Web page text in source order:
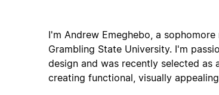
I'm Andrew Emeghebo, a
Grambling State University. I'm
design and was recently selected as
creating functional, visually